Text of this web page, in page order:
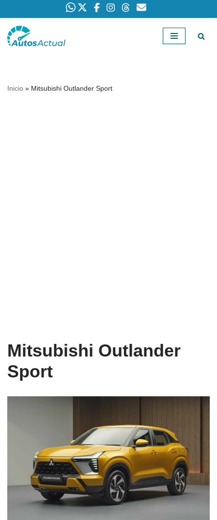
Saltar
Inicio » Mitsubishi Outlander Sport
Mitsubishi Outlander
Sport